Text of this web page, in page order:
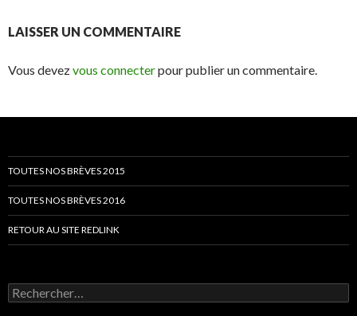
LAISSER UN COMMENTAIRE
Vous devezvous connecterpour publier un commentaire.
TOUTES NOS BRÈVES 2015
TOUTES NOS BRÈVES 2016
RETOUR AU SITE REDLINK
Rechercher :